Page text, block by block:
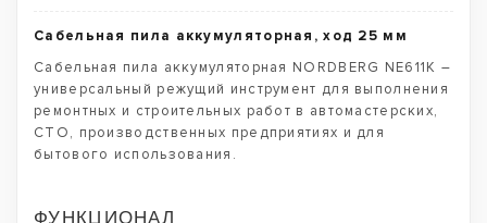
Сабельная пила аккумуляторная, ход 25 мм
Сабельная пила аккумуляторная NORDBERG NE611K –
универсальный режущий инструмент для выполнения
ремонтных и строительных работ в автомастерских,
СТО, производственных предприятиях и для
бытового использования.
ФУНКЦИОНАЛ